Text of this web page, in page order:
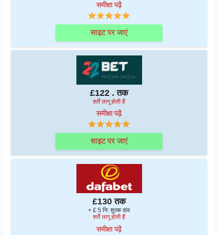
समीक्षा पढ़ें
साइट पर जाएं
£122 . तक
शर्तें लागू होती हैं
समीक्षा पढ़ें
साइट पर जाएं
£130 तक
+ £ 5 नि: शुल्क दांव
शर्तें लागू होती हैं
समीक्षा पढ़ें